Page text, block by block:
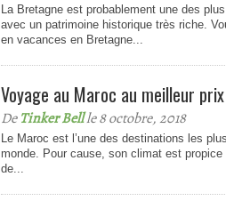
La Bretagne est probablement une des
avec un patrimoine historique très riche.
en vacances en Bretagne...
Voyage au Maroc au meilleur
DeTinker Bellle 8 octobre, 2018
Le Maroc est l’une des destinations les
monde. Pour cause, son climat est
de...